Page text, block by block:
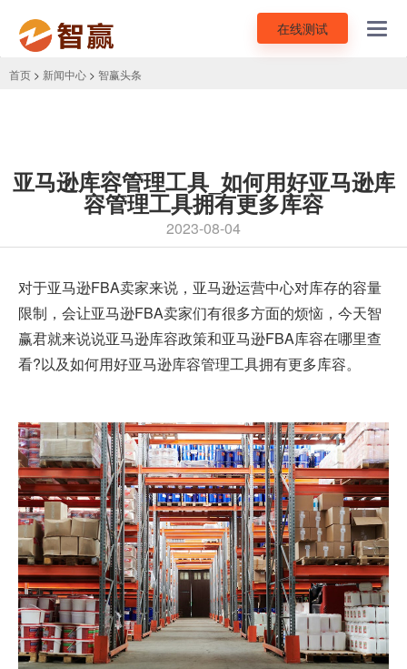
在线测试
首页 > 新闻中心 > 智赢头条
亚马逊库容管理工具_如何用好亚马逊库
容管理工具拥有更多库容
2023-08-04
对于亚马逊FBA卖家来说，亚马逊运营中心对库存的容量
限制，会让亚马逊FBA卖家们有很多方面的烦恼，今天智
赢君就来说说亚马逊库容政策和亚马逊FBA库容在哪里查
看?以及如何用好亚马逊库容管理工具拥有更多库容。